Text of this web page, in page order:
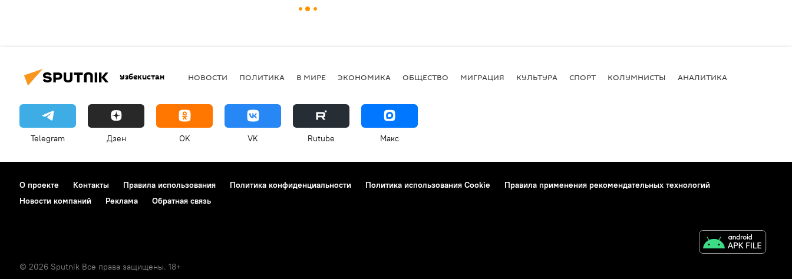
Узбекистан НОВОСТИ ПОЛИТИКА В МИРЕ ЭКОНОМИКА ОБЩЕСТВО МИГРАЦИЯ КУЛЬТУРА СПОРТ КОЛУМНИСТЫ АНАЛИТИКА
Telegram Дзен OK VK Rutube Макс
О проекте Контакты Правила использования Политика конфиденциальности Политика использования Cookie
Правила применения рекомендательных технологий
Новости компаний
Реклама Обратная связь
© 2026 Sputnik Все права защищены. 18+